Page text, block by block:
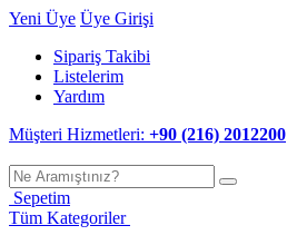
Yeni Üye Üye Girişi
Sipariş Takibi
Listelerim
Yardım
Müşteri Hizmetleri: +90 (216) 2012200
Sepetim
Tüm Kategoriler